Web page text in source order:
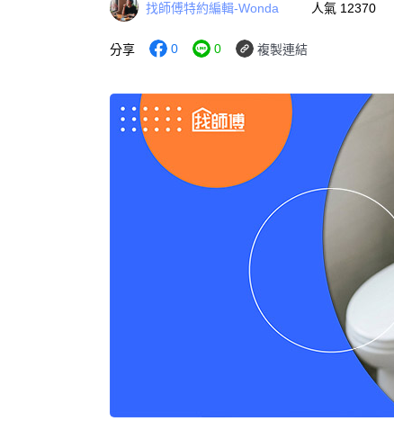
找師傅特約編輯-Wonda 人氣 12370
分享 0 0 複製連結